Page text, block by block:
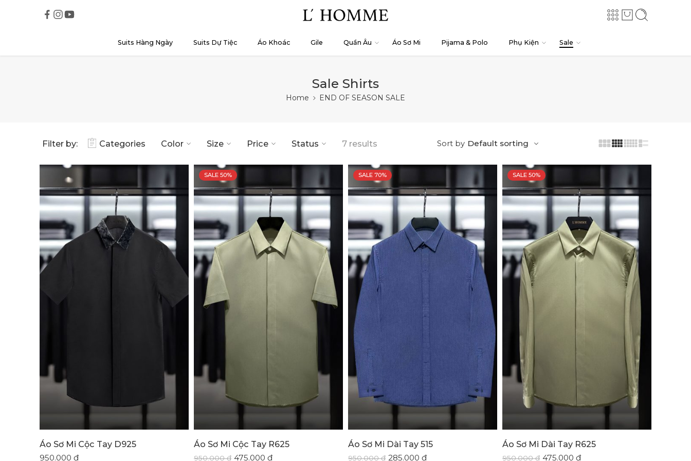
Suits Hàng Ngày Suits Dự Tiệc Áo Khoác Gile Quần Âu Áo Sơ Mi Pijama & Polo Phụ Kiện Sale
Sale Shirts
Home END OF SEASON SALE
Filter by: Categories Color Size Price Status 7 results Sort by Default sorting
Áo Sơ Mi Cộc Tay D925
950.000 ₫
SALE 50%
Áo Sơ Mi Cộc Tay R625
950.000₫ 475.000 ₫
SALE 70%
Áo Sơ Mi Dài Tay 515
950.000₫ 285.000 ₫
SALE 50%
Áo Sơ Mi Dài Tay R625
950.000₫ 475.000 ₫